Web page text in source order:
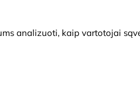
analizuoti, kaip vartotojai